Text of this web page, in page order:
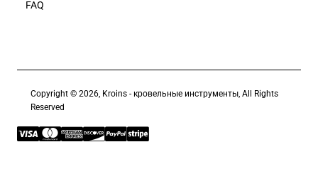
FAQ
Copyright © 2026, Kroins - кровельные инструменты, All Rights
Reserved